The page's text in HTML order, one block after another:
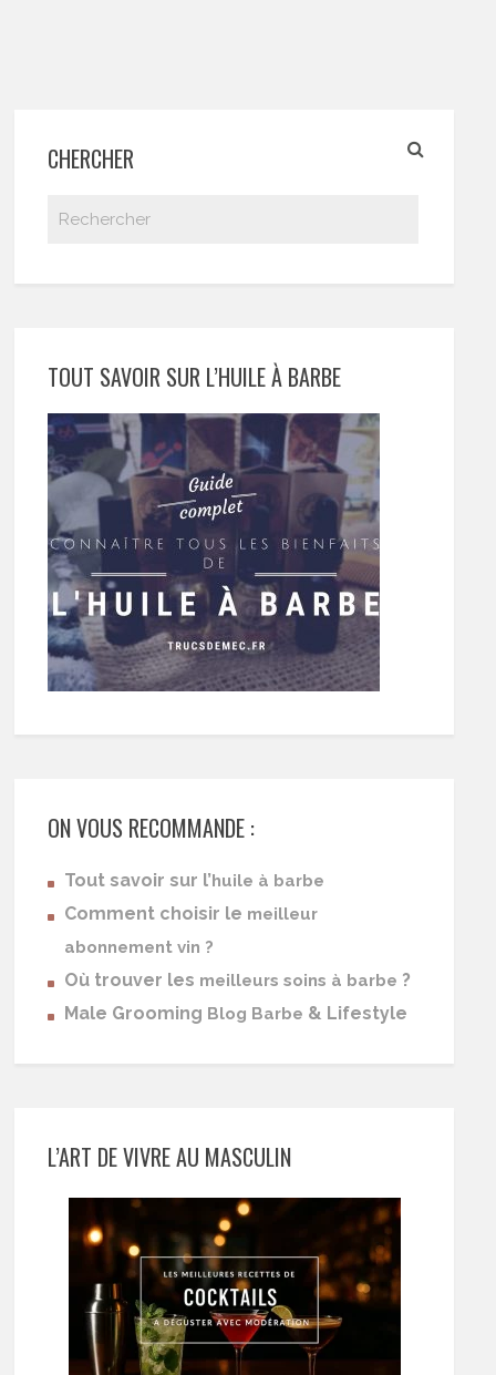
CHERCHER
TOUT SAVOIR SUR L’HUILE À BARBE
ON VOUS RECOMMANDE :
Tout savoir sur l’huile à barbe
Comment choisir le meilleur
abonnement vin ?
Où trouver les meilleurs soins à barbe ?
Male Grooming Blog Barbe & Lifestyle
L’ART DE VIVRE AU MASCULIN